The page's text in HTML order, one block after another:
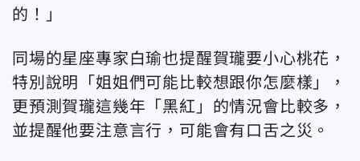
的！」
同場的星座專家白瑜也提醒賀瓏要小心桃花，
特別說明「姐姐們可能比較想跟你怎麼樣」，
更預測賀瓏這幾年「黑紅」的情況會比較多，
並提醒他要注意言行，可能會有口舌之災。